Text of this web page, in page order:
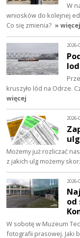
W
wniosków do kolejnej
Co się zmienia? » więcej
2026-
kruszyło lód na Odrze.
więcej
2026-
Możemy już rozliczać
z jakich ulg możemy
2026-
od
W sobotę w Muzeum
fotografii prasowej. Jaki